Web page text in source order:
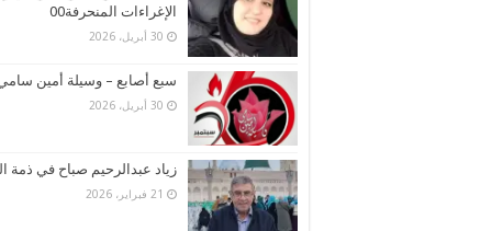
الإغراءات المنحرفة00
30 أبريل، 2026
سبع أصابع – وسيلة أمين
30 أبريل، 2026
زياد عبدالرحيم صباح في ذمة
21 فبراير، 2026